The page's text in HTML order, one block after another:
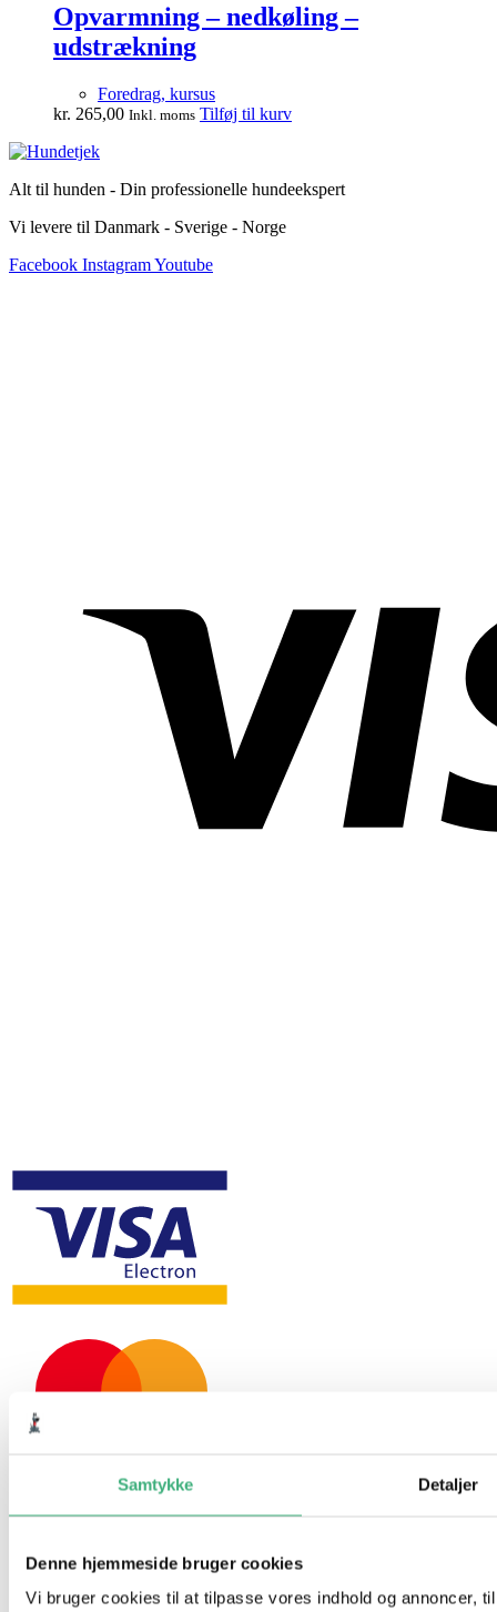
Samtykke Detaljer
Denne hjemmeside bruger cookies
Vi bruger cookies til at tilpasse vores indhold og annoncer,
Opvarmning – nedkøling –
udstrækning
Foredrag, kursus
kr. 265,00 Inkl. moms Tilføj til kurv
Alt til hunden - Din professionelle hundeekspert
Vi levere til Danmark - Sverige - Norge
Facebook InstagramYoutube